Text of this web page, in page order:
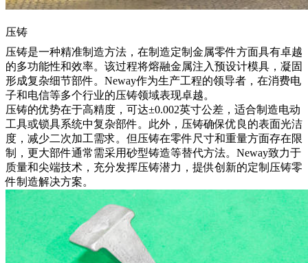
压铸
压铸是一种精准制造方法，在制造定制金属零件方面具有卓越
的多功能性和效率。该过程将熔融金属注入预设计模具，凝固
形成复杂细节部件。Neway作为生产工程的领导者，在消费电
子和电信等多个行业的压铸领域表现卓越。
压铸的优势在于高精度，可达±0.002英寸公差，适合制造电动
工具或锁具系统中复杂部件。此外，压铸确保优良的表面光洁
度，减少二次加工需求。但压铸在零件尺寸和重量方面存在限
制，更大部件通常需采用砂型铸造等替代方法。Neway致力于
质量和尖端技术，充分发挥压铸潜力，提供创新的定制压铸零
件制造解决方案。